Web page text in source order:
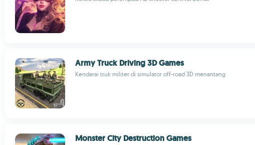
Army Truck Driving 3D Games
Kendarai truk militer di simulator off-road 3D menantang
Monster City Destruction Games